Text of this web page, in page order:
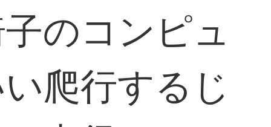
のコンピュ
爬行するじ